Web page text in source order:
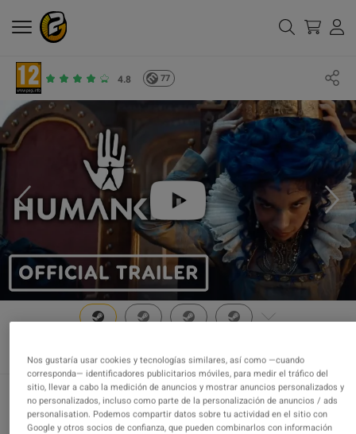
4.8 77
HUMANKIND Steam CD Key
Nos gustaría usar cookies y tecnologías similares, así como —cuando
corresponda— identificadores publicitarios móviles, para medir el tráfico del
sitio, llevar a cabo la medición de anuncios y mostrar anuncios personalizados y
no personalizados, incluso como parte de la personalización de anuncios / ads
personalisation. Podemos compartir datos sobre tu actividad en el sitio con
Google y otros socios de confianza, que pueden combinarlos con información